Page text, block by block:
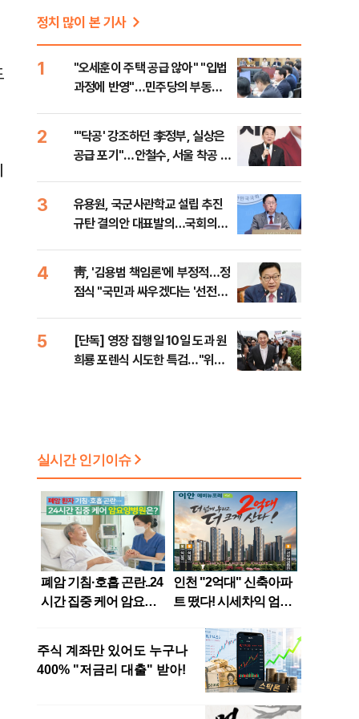
정치 많이 본 기사
1
"오세훈이 주택 공급 않아" "입법
과정에 반영"…민주당의 부동산
2
"'닥공' 강조하던 李정부, 실상은
공급 포기"…안철수, 서울 착공 실
3
유용원, 국군사관학교 설립 추진
규탄 결의안 대표발의…국회의원
4
靑, '김용범 책임론'에 부정적…정
점식 "국민과 싸우겠다는 '선전포
5
[단독] 영장 집행일 10일 도과 원
희룡 포렌식 시도한 특검…"위법